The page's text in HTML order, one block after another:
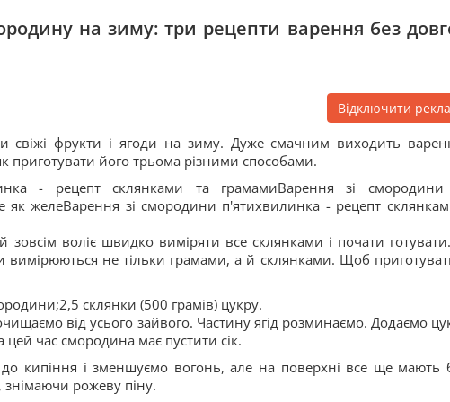
на зиму: три рецепти варення без
Відключити
свіжі фрукти і ягоди на зиму. Дуже смачним виходить
приготувати його трьома різними способами.
- рецепт склянками та грамамиВарення зі смородини
як желеВарення зі смородини п'ятихвилинка - рецепт
воліє швидко виміряти все склянками і почати
вимірюються не тільки грамами, а й склянками. Щоб
склянки (500 грамів) цукру.
від усього зайвого. Частину ягід розминаємо. Додаємо
час смородина має пустити сік.
кипіння і зменшуємо вогонь, але на поверхні все ще мають
рожеву піну.